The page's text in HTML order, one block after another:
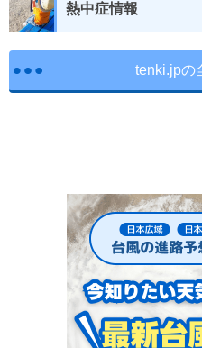
熱中症情報
tenki.jpの